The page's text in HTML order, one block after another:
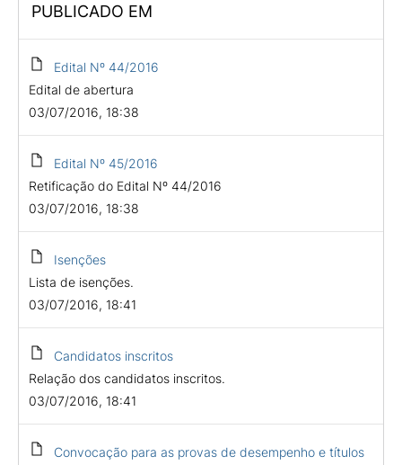
PUBLICADO EM
Edital Nº 44/2016
Edital de abertura
03/07/2016, 18:38
Edital Nº 45/2016
Retificação do Edital Nº 44/2016
03/07/2016, 18:38
Isenções
Lista de isenções.
03/07/2016, 18:41
Candidatos inscritos
Relação dos candidatos inscritos.
03/07/2016, 18:41
Convocação para as provas de desempenho e títulos